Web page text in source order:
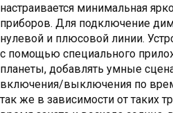
настраивается минимальная
приборов. Для подключение
нулевой и плюсовой линии.
с помощью специального
планеты, добавлять умные
включения/выключения по
так же в зависимости от таких